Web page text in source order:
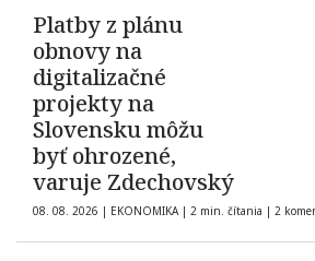
Platby z plánu
obnovy na
digitalizačné
projekty na
Slovensku môžu
byť ohrozené,
varuje Zdechovský
08. 08. 2026 | EKONOMIKA | 2 min. čítania | 2